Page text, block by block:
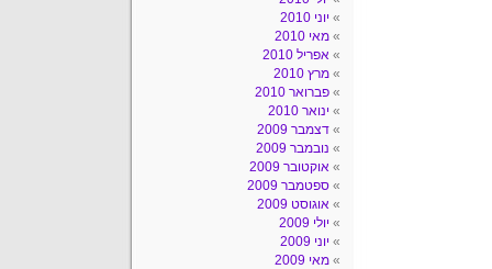
יוני 2010
מאי 2010
אפריל 2010
מרץ 2010
פברואר 2010
ינואר 2010
דצמבר 2009
נובמבר 2009
אוקטובר 2009
ספטמבר 2009
אוגוסט 2009
יולי 2009
יוני 2009
מאי 2009